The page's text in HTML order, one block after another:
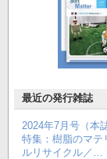
最近の発行雑誌
2024年7月号（本
特集：樹脂のマテ
ルリサイクル／…